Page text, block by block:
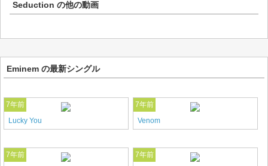
Seduction の他の動画
Eminem の最新シングル
7年前
Lucky You
7年前
Venom
7年前
7年前